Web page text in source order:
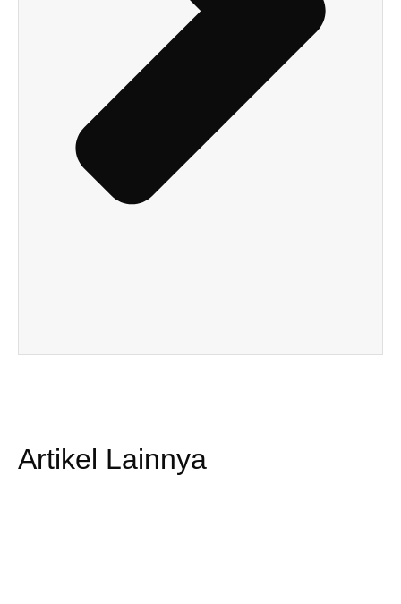
Artikel Lainnya